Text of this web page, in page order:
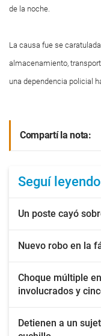
de la noche.
La causa fue se
almacenamiento,
una dependencia policial
Compartí la nota:
Seguí leyendo
Un poste cayó
Nuevo robo en la
Choque múltiple
involucrados y
Detienen a un